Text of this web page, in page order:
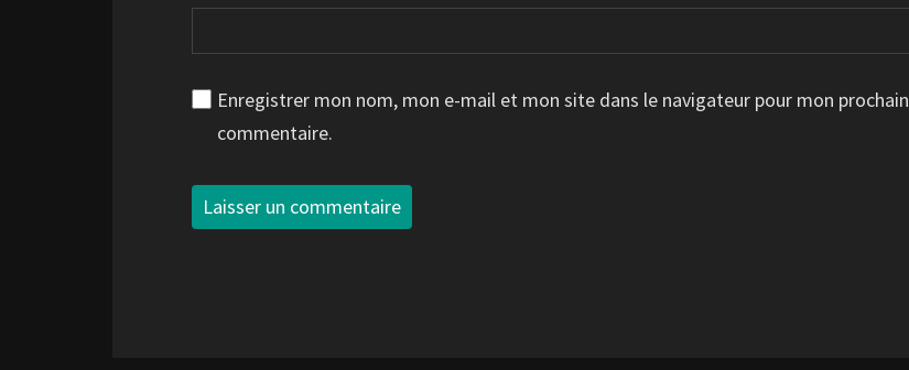
Enregistrer mon nom, mon e-mail et mon site dans le navigateur pour mon prochain
commentaire.